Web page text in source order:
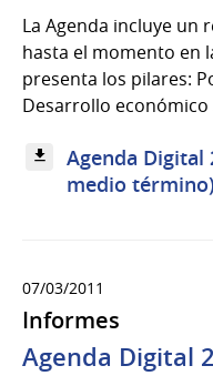
La Agenda incluye un
hasta el momento en
presenta los pilares:
Desarrollo
Agenda Digital
medio
07/03/2011
Informes
Agenda Digital